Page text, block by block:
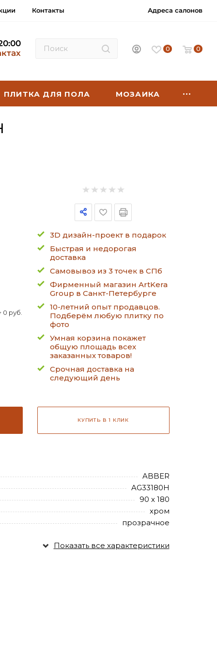
Контакты Адреса салонов
0 0
ПЛИТКА ДЛЯ ПОЛА МОЗАИКА
0 руб.
3D дизайн-проект в подарок
Быстрая и недорогая
доставка
Самовывоз из 3 точек в СПб
Фирменный магазин ArtKera
Group в Санкт-Петербурге
10-летний опыт продавцов.
Подберём любую плитку по
фото
Умная корзина покажет
общую площадь всех
заказанных товаров!
Срочная доставка на
следующий день
КУПИТЬ В 1 КЛИК
ABBER
AG33180H
90 х 180
хром
прозрачное
Показать все характеристики